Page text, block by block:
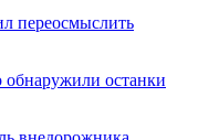
переосмыслить
останки